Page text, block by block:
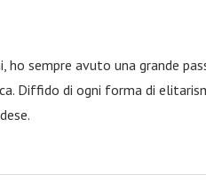
ho sempre avuto una grande
Diffido di ogni forma di